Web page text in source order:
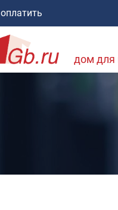
оплатить
дом для